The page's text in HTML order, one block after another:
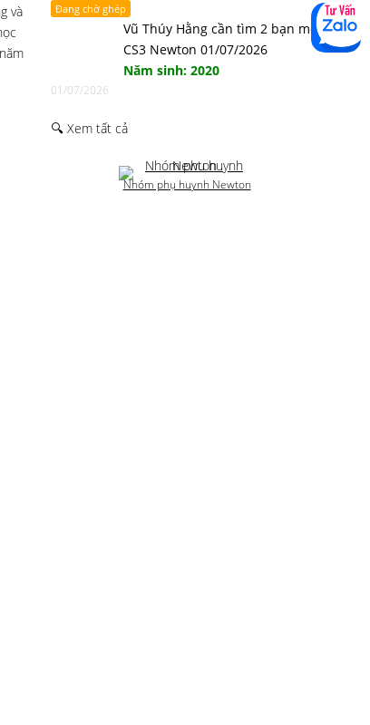
và
Đang chờ ghép
Vũ Thúy Hằng cần tìm 2 bạn mới
CS3 Newton 01/07/2026
Năm sinh: 2020
01/07/2026
🔍 Xem tất cả
Nhóm phụ huynh Newton